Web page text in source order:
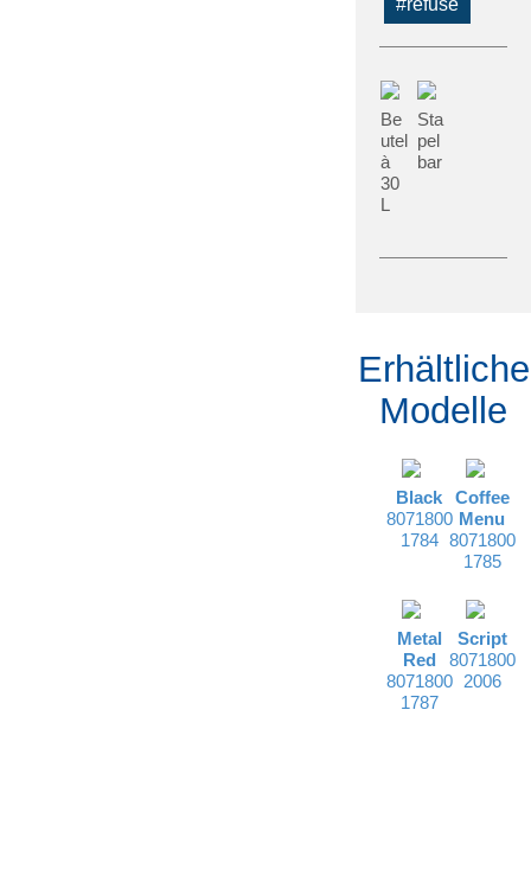
Be
utel
à
30
L
Sta
pel
bar
Erhältliche
Modelle
Black
8071800
1784
Coffee
Menu
8071800
1785
Metal
Red
8071800
1787
Script
8071800
2006